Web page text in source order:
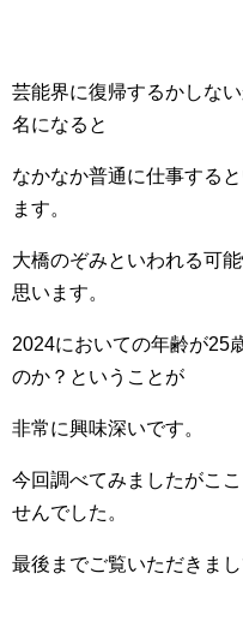
芸能界に復帰するかしな
名になると
なかなか普通に仕事する
ます。
大橋のぞみといわれる可
思います。
2024においての年齢が25
のか？ということが
非常に興味深いです。
今回調べてみましたがこ
せんでした。
最後までご覧いただきま